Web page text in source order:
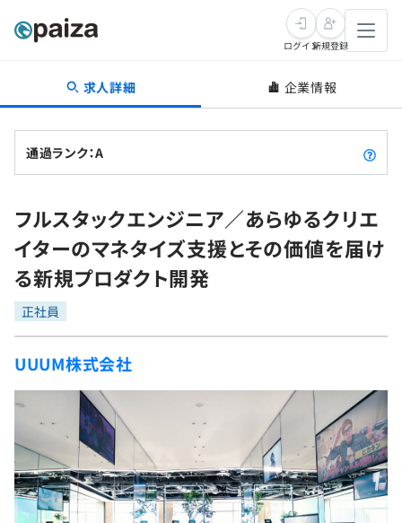
転職・キャリア
転職成功ガイド
転職エージェント
インタビュー
転職成功ガイド
新卒就活
求人検索
本選考
インターン
新卒エージェント
イベント・セミナー
インタビュー
就活成功ガイド
学習
問題集
4択課題
リファレンス
プラン
プログラミング言語
評価結果一覧
再チャレンジ結果一覧
ゲーム・マンガ
Tech Team Journal
paiza times
note
paizaとは？
ログイン新規登録
求人詳細 企業情報
通過ランク：A
フルスタックエンジニア／あらゆるクリエ
イターのマネタイズ支援とその価値を届け
る新規プロダクト開発
正社員
UUUM株式会社